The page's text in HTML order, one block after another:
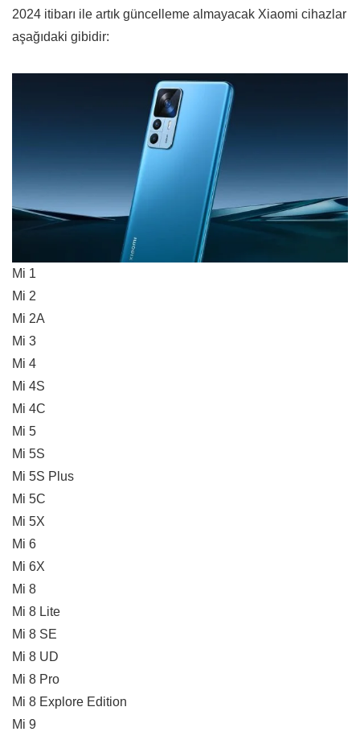
2024 itibarı ile artık güncelleme almayacak Xiaomi cihazlar
aşağıdaki gibidir:
Mi 1
Mi 2
Mi 2A
Mi 3
Mi 4
Mi 4S
Mi 4C
Mi 5
Mi 5S
Mi 5S Plus
Mi 5C
Mi 5X
Mi 6
Mi 6X
Mi 8
Mi 8 Lite
Mi 8 SE
Mi 8 UD
Mi 8 Pro
Mi 8 Explore Edition
Mi 9